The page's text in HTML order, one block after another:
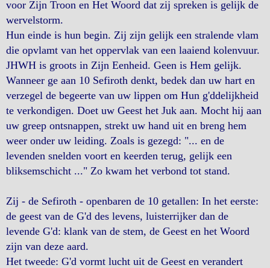
voor Zijn Troon en Het Woord dat zij spreken is gelijk de
wervelstorm.
Hun einde is hun begin. Zij zijn gelijk een stralende vlam
die opvlamt van het oppervlak van een laaiend kolenvuur.
JHWH is groots in Zijn Eenheid. Geen is Hem gelijk.
Wanneer ge aan 10 Sefiroth denkt, bedek dan uw hart en
verzegel de begeerte van uw lippen om Hun g'ddelijkheid
te verkondigen. Doet uw Geest het Juk aan. Mocht hij aan
uw greep ontsnappen, strekt uw hand uit en breng hem
weer onder uw leiding. Zoals is gezegd: "... en de
levenden snelden voort en keerden terug, gelijk een
bliksemschicht ..." Zo kwam het verbond tot stand.
Zij - de Sefiroth - openbaren de 10 getallen: In het eerste:
de geest van de G'd des levens, luisterrijker dan de
levende G'd: klank van de stem, de Geest en het Woord
zijn van deze aard.
Het tweede: G'd vormt lucht uit de Geest en verandert